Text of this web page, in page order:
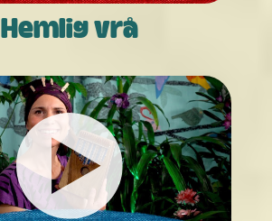
Hemlig vrå